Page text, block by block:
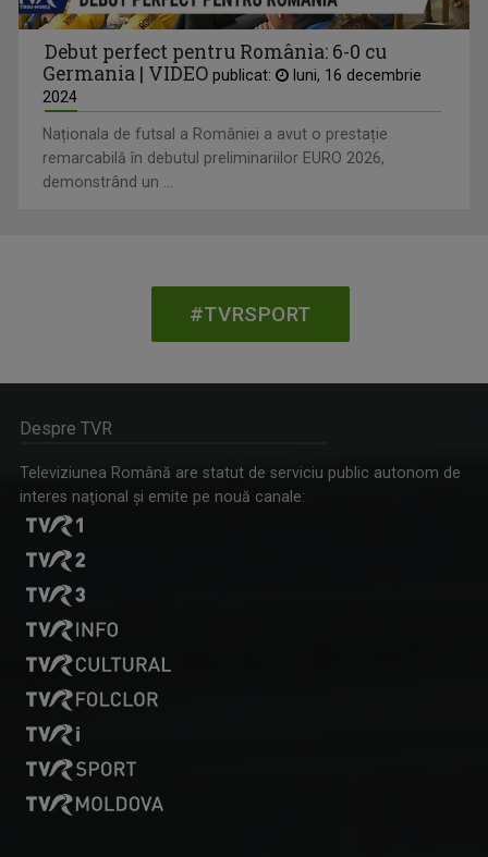
Debut perfect pentru România: 6-0 cu
Germania | VIDEO publicat:
luni, 16 decembrie
2024
Naționala de futsal a României a avut o prestație
remarcabilă în debutul preliminariilor EURO 2026,
demonstrând un ...
#TVRSPORT
Despre TVR
Televiziunea Română are statut de serviciu public autonom de
interes naţional şi emite pe nouă canale: